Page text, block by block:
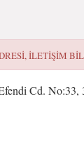
ILETIŞIM
Cd. No:33,